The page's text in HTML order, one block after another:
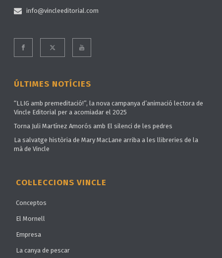
info@vincleeditorial.com
ÚLTIMES NOTÍCIES
“LLIG amb premeditació!”, la nova campanya d’animació lectora de
Vincle Editorial per a acomiadar el 2025
Torna Juli Martínez Amorós amb El silenci de les pedres
La salvatge història de Mary MacLane arriba a les llibreries de la
mà de Vincle
COL·LECCIONS VINCLE
Conceptos
El Mornell
Empresa
La canya de pescar